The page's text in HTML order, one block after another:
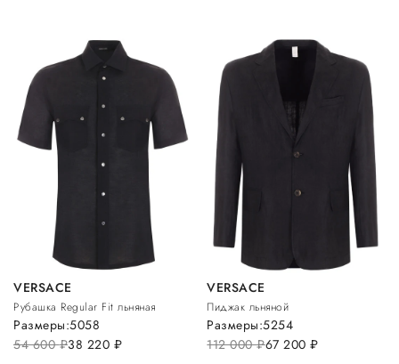
VERSACE
Рубашка Regular Fit льняная
54 600руб.38 220 руб.
Размеры:5058
VERSACE
Пиджак льняной
112 000руб.67 200руб.
Размеры:5254